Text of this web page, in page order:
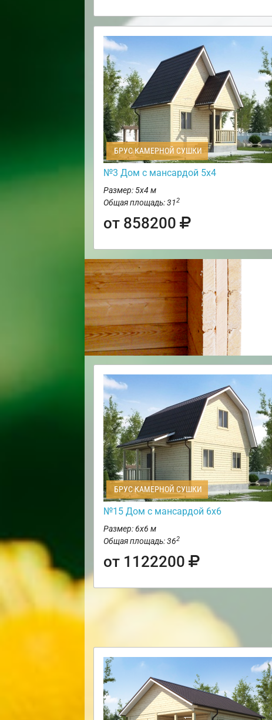
БРУС КАМЕРНОЙ СУШКИ
№3 Дом с мансардой 5х4
Размер: 5х4 м
Общая площадь: 312
от 858200
БРУС КАМЕРНОЙ СУШКИ
№15 Дом с мансардой 6х6
Размер: 6х6 м
Общая площадь: 362
от 1122200